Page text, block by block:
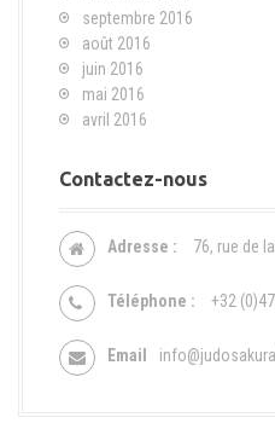
septembre 2016
août 2016
juin 2016
mai 2016
avril 2016
Contactez-nous
Adresse : 76, rue de
Téléphone : +32
Email